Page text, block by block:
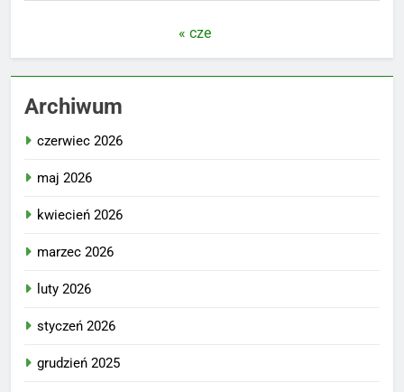
« cze
Archiwum
czerwiec 2026
maj 2026
kwiecień 2026
marzec 2026
luty 2026
styczeń 2026
grudzień 2025